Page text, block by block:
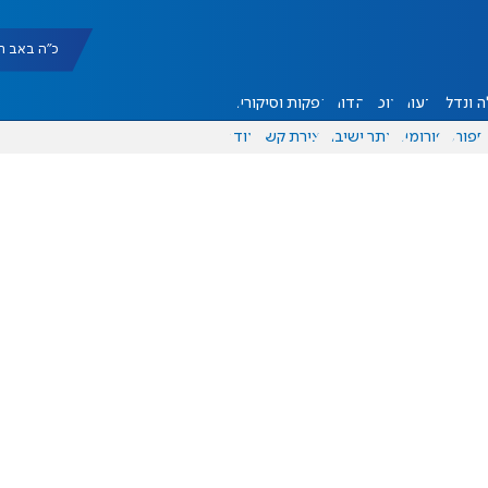
כ"ה באב תשפ"ו
ונדל"ן דעות אוכל יהדות הפקות וסיקורים
ספורט פורומים אתר ישיבה יצירת קשר עוד